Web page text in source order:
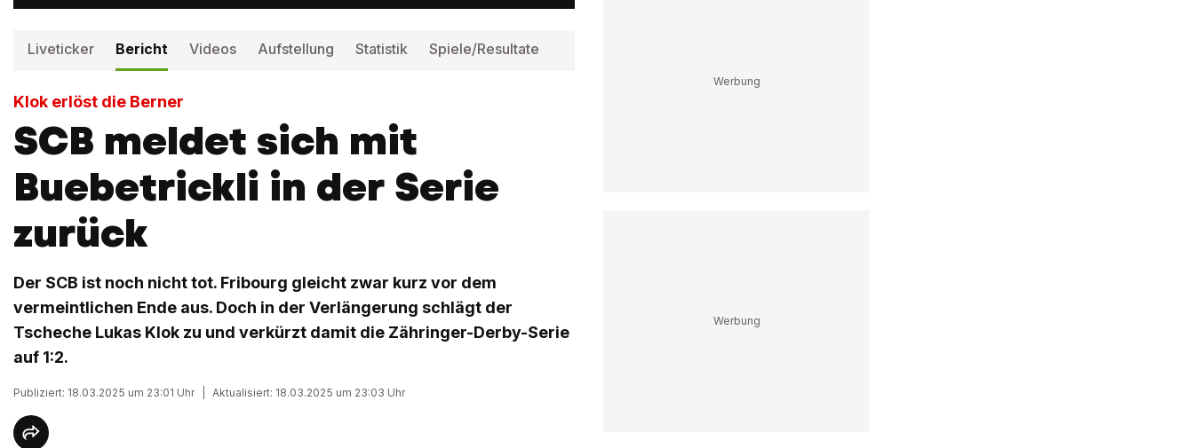
Liveticker Bericht Videos Aufstellung Statistik Spiele/Resultate
Klok erlöst die Berner
SCB meldet sich mit
Buebetrickli in der Serie
zurück
Der SCB ist noch nicht tot. Fribourg gleicht zwar kurz vor dem
vermeintlichen Ende aus. Doch in der Verlängerung schlägt der
Tscheche Lukas Klok zu und verkürzt damit die Zähringer-Derby-Serie
auf 1:2.
Publiziert: 18.03.2025 um 23:01 Uhr Aktualisiert: 18.03.2025 um 23:03 Uhr